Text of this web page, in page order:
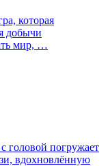
которая
добычи
мир, …
головой погружает
вдохновлённую